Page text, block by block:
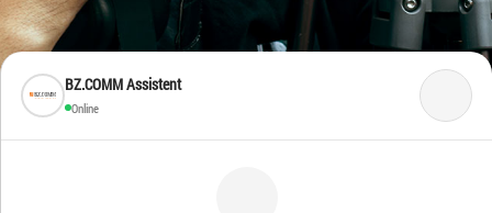
BZ.COMM Assistent
Online